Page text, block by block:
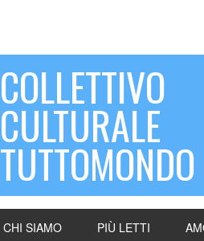
COLLETTIVO
CULTURALE
TUTTOMONDO
CHI SIAMO PIÙ LETTI